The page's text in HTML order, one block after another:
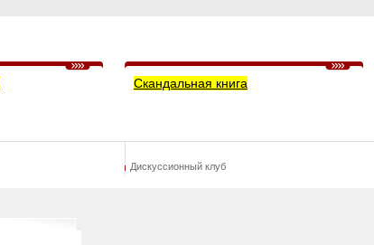
Скандальная книга
Дискуссионный клуб